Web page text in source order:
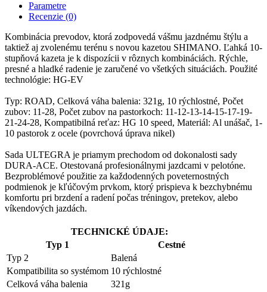
Parametre
Recenzie (0)
Kombinácia prevodov, ktorá zodpovedá vášmu jazdnému štýlu a
taktiež aj zvolenému terénu s novou kazetou SHIMANO. Ľahká 10-
stupňová kazeta je k dispozícii v rôznych kombináciách. Rýchle,
presné a hladké radenie je zaručené vo všetkých situáciách. Použité
technológie: HG-EV
Typ: ROAD, Celková váha balenia: 321g, 10 rýchlostné, Počet
zubov: 11-28, Počet zubov na pastorkoch: 11-12-13-14-15-17-19-
21-24-28, Kompatibilná reťaz: HG 10 speed, Materiál: Al unášač, 1-
10 pastorok z ocele (povrchová úprava nikel)
Sada ULTEGRA je priamym prechodom od dokonalosti sady
DURA-ACE. Otestovaná profesionálnymi jazdcami v pelotóne.
Bezproblémové použitie za každodenných poveternostných
podmienok je kľúčovým prvkom, ktorý prispieva k bezchybnému
komfortu pri brzdení a radení počas tréningov, pretekov, alebo
víkendových jazdách.
TECHNICKÉ ÚDAJE:
Typ 1
Cestné
Typ 2
Balená
Kompatibilita so systémom 10 rýchlostné
Celková váha balenia
321g